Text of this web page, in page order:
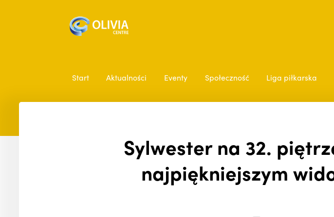
Start Aktualności Eventy Społeczność Liga piłkarska
Sylwester na 32.
najpiękniejszym